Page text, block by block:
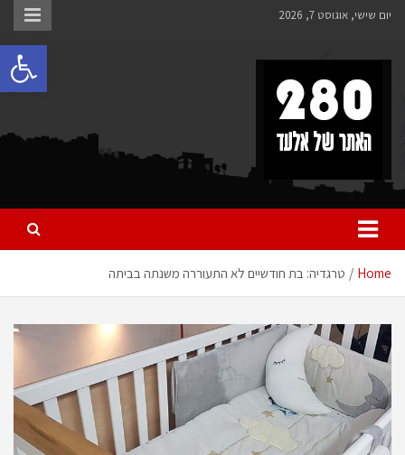
Skipיום שישי, אוגוסט 7, 2026
280 – חדשות אלעד
כל מה שחדש ומעניין באלעד
Home טרגדיה: בת חודשיים לא התעוררה משנתה בביתה